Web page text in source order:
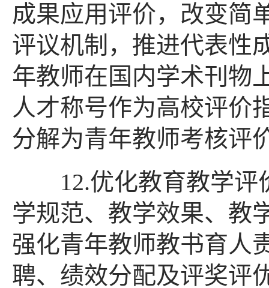
成果应用评价，改变简
评议机制，推进代表性
年教师在国内学术刊物
人才称号作为高校评价
分解为青年教师考核评
12.优化教育教学评
学规范、教学效果、教
强化青年教师教书育人
聘、绩效分配及评奖评